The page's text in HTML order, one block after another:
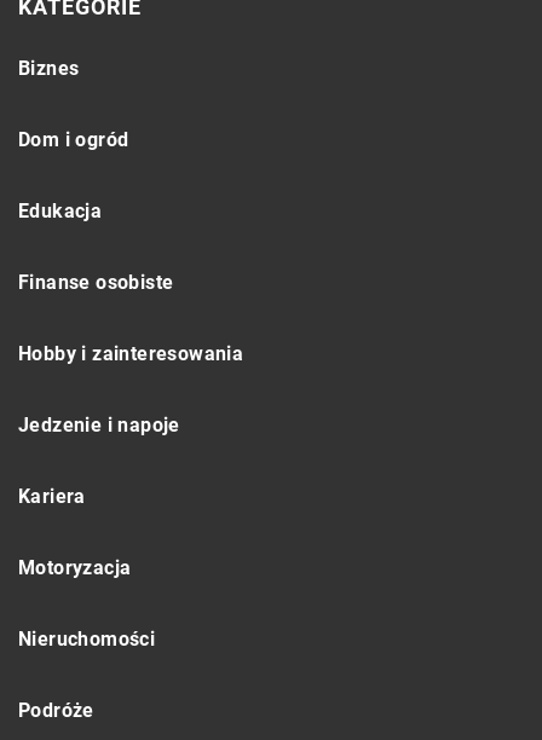
KATEGORIE
Biznes
Dom i ogród
Edukacja
Finanse osobiste
Hobby i zainteresowania
Jedzenie i napoje
Kariera
Motoryzacja
Nieruchomości
Podróże